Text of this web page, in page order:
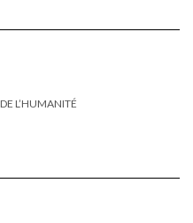
L’HUMANITÉ